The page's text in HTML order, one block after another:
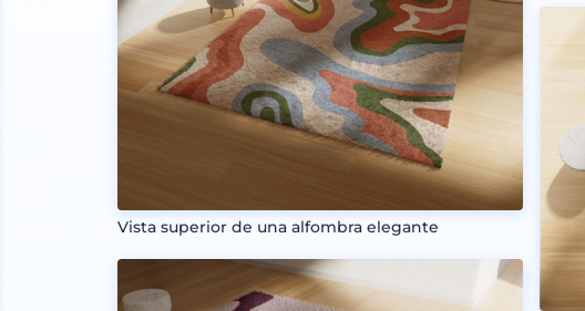
Vista superior de una alfombra elegante